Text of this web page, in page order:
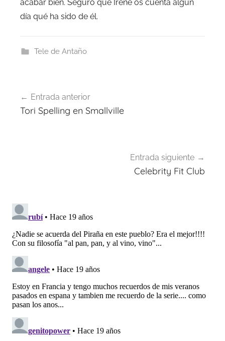
acabar bien. Seguro que Irene os cuenta algún
día qué ha sido de él.
Tele de Antaño
de
Entrada anterior
Tori Spelling en Smallville
Entrada siguiente
Celebrity Fit Club